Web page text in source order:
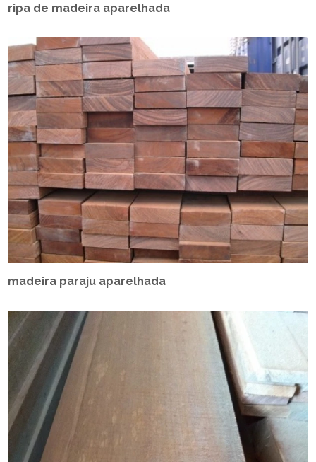
ripa de madeira aparelhada
madeira paraju aparelhada